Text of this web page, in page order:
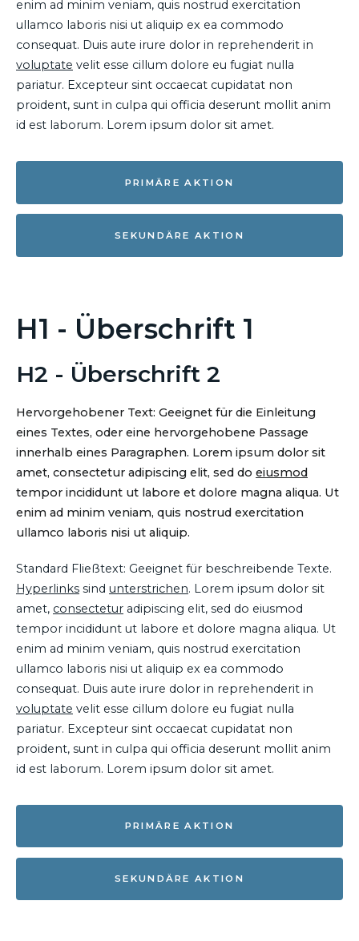
enim ad minim veniam, quis nostrud exercitation
ullamco laboris nisi ut aliquip ex ea commodo
consequat. Duis aute irure dolor in reprehenderit in
voluptate velit esse cillum dolore eu fugiat nulla
pariatur. Excepteur sint occaecat cupidatat non
proident, sunt in culpa qui officia deserunt mollit anim
id est laborum. Lorem ipsum dolor sit amet.
PRIMÄRE AKTION
SEKUNDÄRE AKTION
H1 - Überschrift 1
H2 - Überschrift 2
Hervorgehobener Text: Geeignet für die Einleitung
eines Textes, oder eine hervorgehobene Passage
innerhalb eines Paragraphen. Lorem ipsum dolor sit
amet, consectetur adipiscing elit, sed do eiusmod
tempor incididunt ut labore et dolore magna aliqua. Ut
enim ad minim veniam, quis nostrud exercitation
ullamco laboris nisi ut aliquip.
Standard Fließtext: Geeignet für beschreibende Texte.
Hyperlinks sind unterstrichen. Lorem ipsum dolor sit
amet, consectetur adipiscing elit, sed do eiusmod
tempor incididunt ut labore et dolore magna aliqua. Ut
enim ad minim veniam, quis nostrud exercitation
ullamco laboris nisi ut aliquip ex ea commodo
consequat. Duis aute irure dolor in reprehenderit in
voluptate velit esse cillum dolore eu fugiat nulla
pariatur. Excepteur sint occaecat cupidatat non
proident, sunt in culpa qui officia deserunt mollit anim
id est laborum. Lorem ipsum dolor sit amet.
PRIMÄRE AKTION
SEKUNDÄRE AKTION